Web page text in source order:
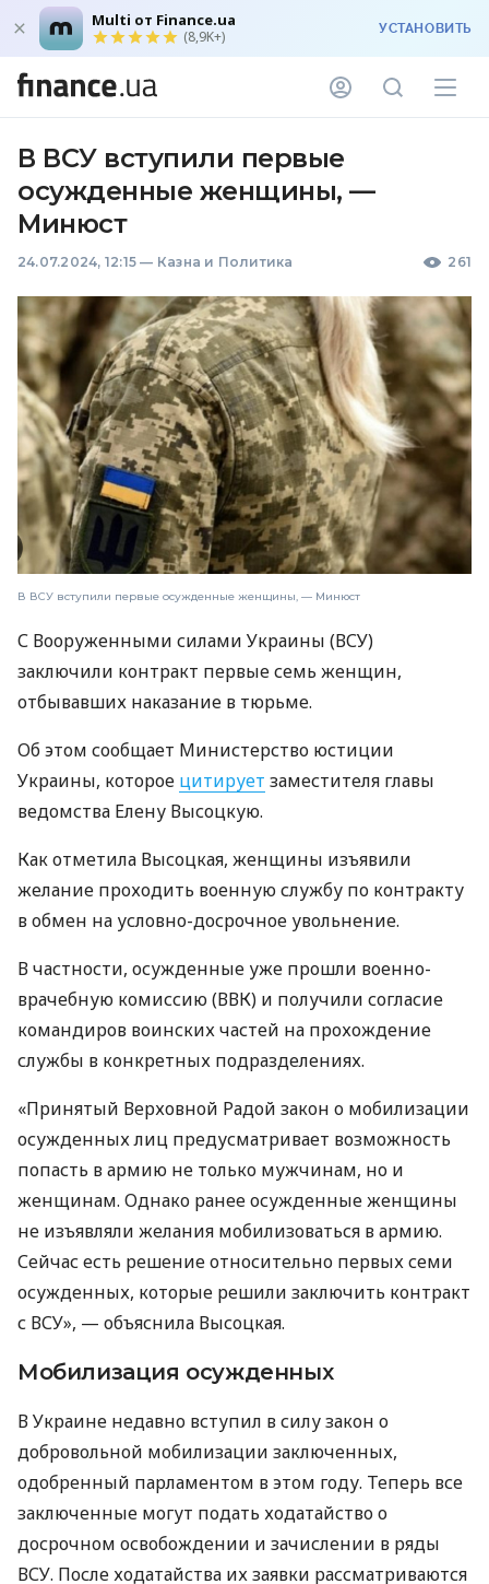
Multi от Finance.ua
(8,9K+) УСТАНОВИТЬ
В ВСУ вступили первые
осужденные женщины, —
Минюст
24.07.2024, 12:15 — Казна и Политика 261
В ВСУ вступили первые осужденные женщины, — Минюст
С Вооруженными силами Украины (ВСУ)
заключили контракт первые семь женщин,
отбывавших наказание в тюрьме.
Об этом сообщает Министерство юстиции
Украины, которое цитирует заместителя главы
ведомства Елену Высоцкую.
Как отметила Высоцкая, женщины изъявили
желание проходить военную службу по контракту
в обмен на условно-досрочное увольнение.
В частности, осужденные уже прошли военно-
врачебную комиссию (ВВК) и получили согласие
командиров воинских частей на прохождение
службы в конкретных подразделениях.
«Принятый Верховной Радой закон о мобилизации
осужденных лиц предусматривает возможность
попасть в армию не только мужчинам, но и
женщинам. Однако ранее осужденные женщины
не изъявляли желания мобилизоваться в армию.
Сейчас есть решение относительно первых семи
осужденных, которые решили заключить контракт
с ВСУ», — объяснила Высоцкая.
Мобилизация осужденных
В Украине недавно вступил в силу закон о
добровольной мобилизации заключенных,
одобренный парламентом в этом году. Теперь все
заключенные могут подать ходатайство о
досрочном освобождении и зачислении в ряды
ВСУ. После ходатайства их заявки рассматриваются